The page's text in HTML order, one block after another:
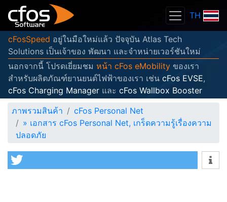
TH
cFosSpeed อยู่ในมือใหม่แล้ว ปัจจุบัน Atlas Tech
Solutions เป็นเจ้าของ พัฒนา และจำหน่ายเวอร์ชันใหม่
นอกจากนี้ โปรดเยี่ยมชม หน้า cFos eMobility ของเรา
สำหรับผลิตภัณฑ์ยานยนต์ไฟฟ้าของเรา เช่น cFos EVSE,
cFos Charging Manager และ cFos Wallbox Booster
ภาพรวมสินค้า
cFos Personal Net
» เอกสาร cFos Personal Net, เกร็ดความรู้เรื่องความ
ปลอดภัย